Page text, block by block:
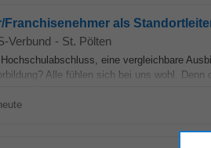
Franchisenehmer als
Verbund - St. Pölten
eine vergleichbare
Alle fühlen sich bei uns wohl.